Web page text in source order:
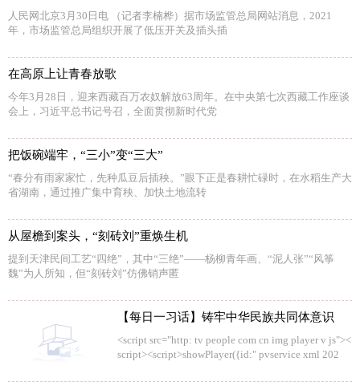
人民网北京3月30日电 （记者李楠桦）据市场监管总局网站消息，2021
年，市场监管总局组织开展了低压开关及插头插
在高原上让青春放歌
今年3月28日，迎来西藏百万农奴解放63周年。在中央第七次西藏工作座谈
会上，习近平总书记号召，全面贯彻新时代党
把饭碗端牢，“三小”变“三大”
“春分有雨家家忙，先种瓜豆后插秧。”眼下正是春耕忙碌时，在水稻生产大
省湖南，通过推广集中育秧、加快土地流转
从屋檐到案头，“刻砖刘”重焕生机
提到天津民间工艺“四绝”，其中“三绝”——杨柳青年画、“泥人张”“风筝
魏”为人所知，但“刻砖刘”仿佛销声匿
【每日一习话】铸牢中华民族共同体意识
<script src="http: tv people com cn img player v js"><
script><script>showPlayer({id:" pvservice xml 202